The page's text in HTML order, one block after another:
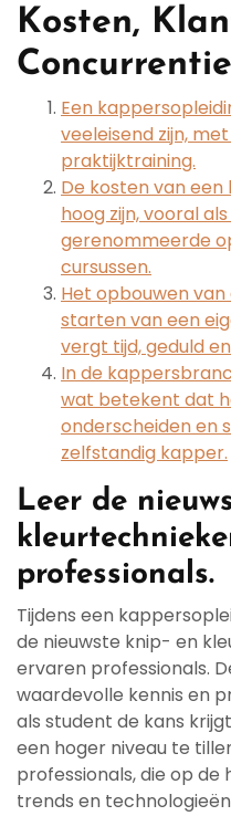
Kosten,
Concurrentie
Een
veeleisend zijn,
praktijktraining.
De kosten van
hoog zijn, vooral
gerenommeerde
cursussen.
Het opbouwen
starten van een
vergt tijd, geduld
In de
wat betekent dat
onderscheiden en
zelfstandig kapper.
Leer de
professionals.
Tijdens een
de nieuwste knip- en
ervaren professionals.
waardevolle kennis en
als student de kans
een hoger niveau te
professionals, die op de
trends en